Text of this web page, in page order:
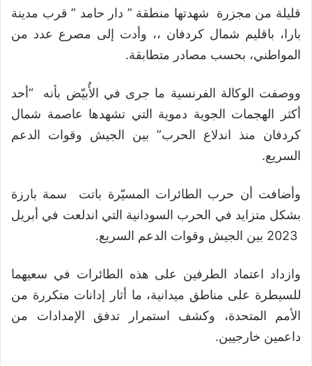
قليلة من مجزرة شهدتها منطقة ” دار حامد ” قرب مدينة
بارا، باقليم شمال كردفان ،، وأدت إلى مصرع عدد من
المواطني، بحسب مصادر متطابقة.
ووصفت الوكالة الفرنسية ما جرى في الأُبيّض بأنه “أحد
أكثر الهجمات الجوية دموية التي تشهدها عاصمة شمال
كردفان منذ اندلاع الحرب” بين الجيش وقوات الدعم
السريع.
وأضافت أن حرب الطائرات المسيّرة باتت سمة بارزة
بشكل متزايد في الحرب السودانية التي اندلعت في أبريل
وازداد اعتماد الطرفين على هذه الطائرات في سعيهما
للسيطرة على مناطق ميدانية، ما أثار إدانات متكررة من
الأمم المتحدة، وكشف استمرار تدفق الإمدادات من
داعمين خارجيين.